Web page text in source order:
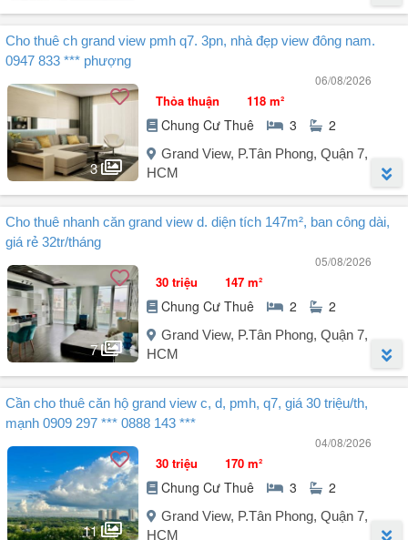
Người đăng: Phượng Trần
(11 tin đăng)
Cho thuê CH Grand View D đường Nguyễn Đức Cảnh Phú Mỹ Hưng
- DT 145m, ban công dài, thiết kế 3pn, 2wc, full nội thất
- Giá thuê: 38tr
LH: Phượng xem nhà
Cho thuê ch grand view pmh q7. 3pn, nhà đẹp view đông nam.
0947 833 *** phượng
06/08/2026
3
Thỏa thuận 118 m²
Chung Cư Thuê 3 2
Grand View, P.Tân Phong, Quận 7,
HCM
Người đăng: Phượng Trần
(11 tin đăng)
Vị trí đắc địa:
Ngay trường SSIS, trường Định Thiện Lý, môi trường sống trong
lành, tĩnh. Gần Hồ Bán Nguyệt, Crescent Mall, hệ thống trường
Quốc tế. An ninh 24/7.
Diện tích: 118m 3PN 2WC, phòng khách rộng, bếp mở hiện đại.
Thiết kế tối ưu, rộng rãi, thoáng mát, đầy đủ nội thất chỉ cần xách
vali vào ở.
Giá: thỏa thuận
Cho thuê nhanh căn grand view d. diện tích 147m², ban công dài,
giá rẻ 32tr/tháng
05/08/2026
7
30 triệu 147 m²
Chung Cư Thuê 2 2
Grand View, P.Tân Phong, Quận 7,
HCM
Người đăng: LA PARTENZA (2 tin đăng)
Chủ nhà cần cho thuê nhanh căn Grand View D - Phú Mỹ Hưng
Thiết kế 2PN 2WC
Giá tốt chỉ 32tr/tháng
LH Em Tuấn
Cần cho thuê căn hộ grand view c, d, pmh, q7, giá 30 triệu/th,
mạnh 0909 297 *** 0888 143 ***
04/08/2026
11
30 triệu 170 m²
Chung Cư Thuê 3 2
Grand View, P.Tân Phong, Quận 7,
HCM